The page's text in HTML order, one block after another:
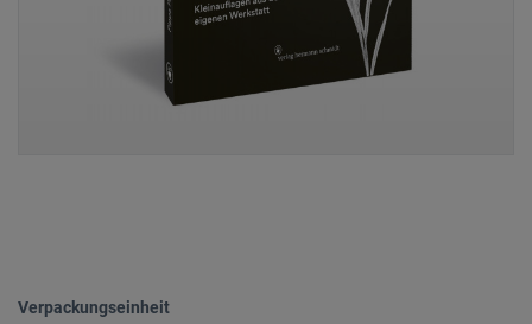
Verpackungseinheit